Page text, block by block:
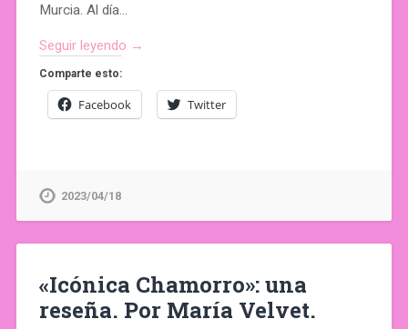
Murcia. Al día…
Seguir leyendo →
Comparte esto:
Facebook Twitter
2023/04/18
«Icónica Chamorro»: una
reseña. Por María Velvet.